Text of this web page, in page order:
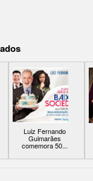
Luiz Fernando
Guimarães
comemora 50...